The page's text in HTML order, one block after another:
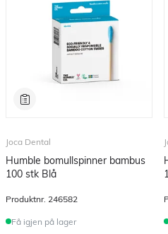
Joca Dental
Humble bomullspinner bambus
100 stk Blå
Produktnr. 246582
Få igjen på lager